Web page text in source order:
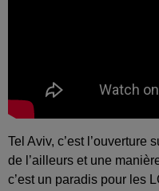
Tel Aviv, c’est l’ouverture
de l’ailleurs et une
c’est un paradis pour les